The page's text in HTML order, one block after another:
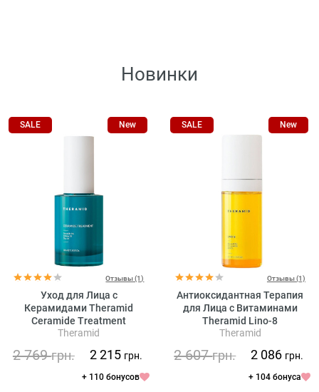
Новинки
SALE New
Отзывы (1)
Уход для Лица с
Керамидами Theramid
Ceramide Treatment
Theramid
2 769грн. 2 215 грн.
+ 110 бонусов
SALE New
Отзывы (1)
Антиоксидантная Терапия
для Лица с Витаминами
Theramid Lino-8
Theramid
2 607грн. 2 086 грн.
+ 104 бонуса